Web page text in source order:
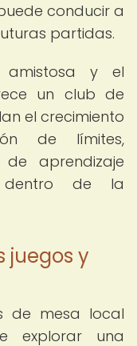
conducir a
partidas.
amistosa y el
un club de
el crecimiento
de límites,
aprendizaje
dentro de la
juegos y
de mesa local
explorar una